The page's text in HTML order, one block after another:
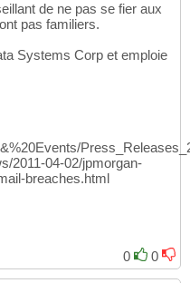
de ne pas se fier aux
pas familiers.
Systems Corp et emploie
2011-04-02/jpmorgan-
breaches.html
0
0